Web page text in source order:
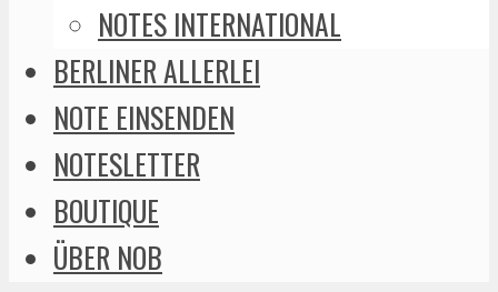
NOTES INTERNATIONAL
BERLINER ALLERLEI
NOTE EINSENDEN
NOTESLETTER
BOUTIQUE
ÜBER NOB